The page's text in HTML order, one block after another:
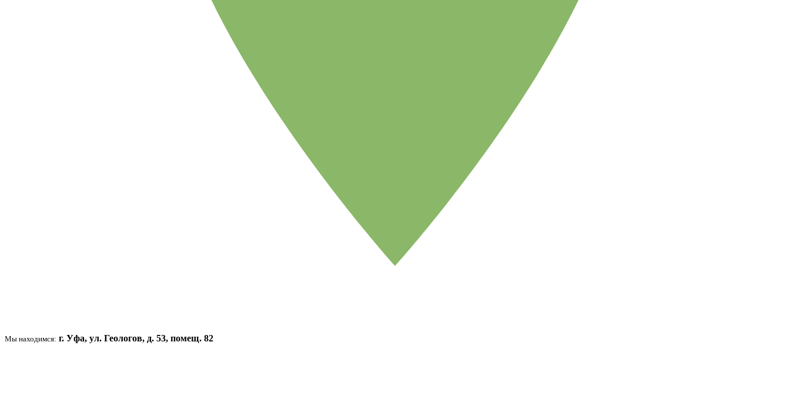
Мы находимся: г. Уфа, ул. Геологов, д. 53, помещ. 82